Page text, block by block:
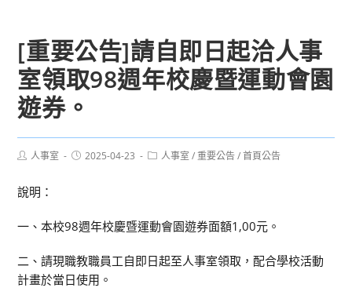
[重要公告]請自即日起洽人事
室領取98週年校慶暨運動會園
遊券。
Post人事室
Post2025-04-23
Post人事室 / 重要公告 / 首頁公告
說明：
一、本校98週年校慶暨運動會園遊券面額1,00元。
二、請現職教職員工自即日起至人事室領取，配合學校活動
計畫於當日使用。